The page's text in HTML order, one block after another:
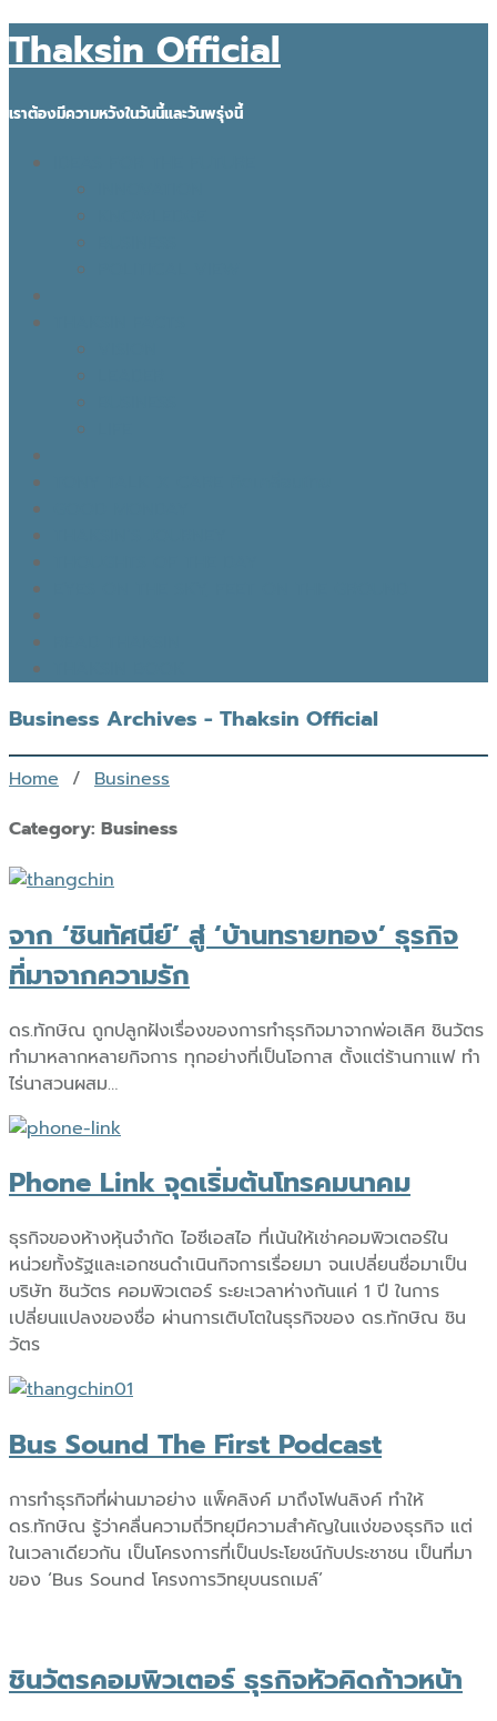
Thaksin Official
เราต้องมีความหวังในวันนี้และวันพรุ่งนี้
Business Archives - Thaksin Official
Home / Business
Category: Business
จาก ‘ชินทัศนีย์’ สู่ ‘บ้านทรายทอง’ ธุรกิจ
ที่มาจากความรัก
ดร.ทักษิณ ถูกปลูกฝังเรื่องของการทำธุรกิจมาจากพ่อเลิศ ชินวัตร
ทำมาหลากหลายกิจการ ทุกอย่างที่เป็นโอกาส ตั้งแต่ร้านกาแฟ ทำ
ไร่นาสวนผสม…
Phone Link จุดเริ่มต้นโทรคมนาคม
ธุรกิจของห้างหุ้นจำกัด ไอซีเอสไอ ที่เน้นให้เช่าคอมพิวเตอร์ใน
หน่วยทั้งรัฐและเอกชนดำเนินกิจการเรื่อยมา จนเปลี่ยนชื่อมาเป็น
บริษัท ชินวัตร คอมพิวเตอร์ ระยะเวลาห่างกันแค่ 1 ปี ในการ
เปลี่ยนแปลงของชื่อ ผ่านการเติบโตในธุรกิจของ ดร.ทักษิณ ชิน
วัตร
Bus Sound The First Podcast
การทำธุรกิจที่ผ่านมาอย่าง แพ็คลิงค์ มาถึงโฟนลิงค์ ทำให้
ดร.ทักษิณ รู้ว่าคลื่นความถี่วิทยุมีความสำคัญในแง่ของธุรกิจ แต่
ในเวลาเดียวกัน เป็นโครงการที่เป็นประโยชน์กับประชาชน เป็นที่มา
ของ ‘Bus Sound โครงการวิทยุบนรถเมล์’
ชินวัตรคอมพิวเตอร์ ธุรกิจหัวคิดก้าวหน้า